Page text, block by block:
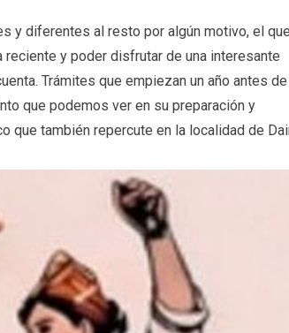
y diferentes al resto por algún motivo, el
y poder disfrutar de una interesante
Trámites que empiezan un año antes
que podemos ver en su preparación y
que también repercute en la localidad de